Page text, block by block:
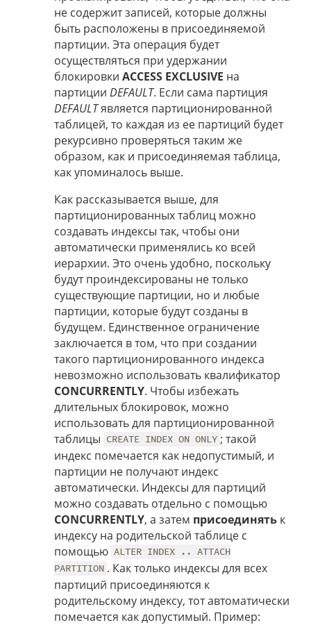
не содержит записей, которые должны
быть расположены в присоединяемой
партиции. Эта операция будет
осуществляться при удержании
блокировки ACCESS EXCLUSIVE на
партиции DEFAULT. Если сама партиция
DEFAULTявляется партиционированной
таблицей, то каждая из ее партиций будет
рекурсивно проверяться таким же
образом, как и присоединяемая таблица,
как упоминалось выше.
Как рассказывается выше, для
партиционированных таблиц можно
создавать индексы так, чтобы они
автоматически применялись ко всей
иерархии. Это очень удобно, поскольку
будут проиндексированы не только
существующие партиции, но и любые
партиции, которые будут созданы в
будущем. Единственное ограничение
заключается в том, что при создании
такого партиционированного индекса
невозможно использовать квалификатор
CONCURRENTLY. Чтобы избежать
длительных блокировок, можно
использовать для партиционированной
таблицы CREATE INDEX ON ONLY ; такой
индекс помечается как недопустимый, и
партиции не получают индекс
автоматически. Индексы для партиций
можно создавать отдельно с помощью
CONCURRENTLY, а затем присоединять к
индексу на родительской таблице с
помощью ALTER INDEX .. ATTACH
PARTITION . Как только индексы для всех
партиций присоединяются к
родительскому индексу, тот автоматически
помечается как допустимый. Пример: